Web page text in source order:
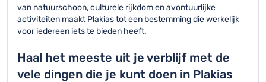
van natuurschoon, culturele rijkdom en avontuurlijke
activiteiten maakt Plakias tot een bestemming die werkelijk
voor iedereen iets te bieden heeft.
Haal het meeste uit je verblijf met de
vele dingen die je kunt doen in Plakias